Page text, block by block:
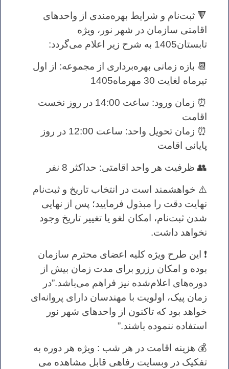
🔻 ثبت‌نام و شرایط بهره‌مندی از واحدهای
اقامتی سازمان در شهر نور، ویژه
تابستان1405 به شرح زیر اعلام می‌گردد:
📆 بازه زمانی بهره‌برداری از مجموعه: از اول
تیرماه لغایت 30 مهرماه1405
⏰ زمان ورود: ساعت 14:00 در روز نخست
اقامت
⏰ زمان تحویل واحد: ساعت 12:00 در روز
پایانی اقامت
👥 ظرفیت هر واحد اقامتی: حداکثر 8 نفر
⚠️ خواهشمند است در انتخاب تاریخ و ثبت‌نام
نهایت دقت را مبذول فرمایید؛ پس از نهایی
شدن ثبت‌نام، امکان لغو یا تغییر تاریخ وجود
نخواهد داشت.
❗️ این طرح ویژه کلیه اعضای محترم سازمان
بوده و امکان رزرو برای مدت زمان بیش از
دوره‌های اعلام‌شده نیز فراهم می‌باشد.”در
زمان پیک، اولویت با مهندسان دارای پروانه‌ای
خواهد بود که تاکنون از واحدهای شهر نور
استفاده ننموده باشند.”
💰 هزینه اقامت در هر شب : ویژه هر دوره به
تفکیک در وبسایت رفاهی قابل مشاهده می